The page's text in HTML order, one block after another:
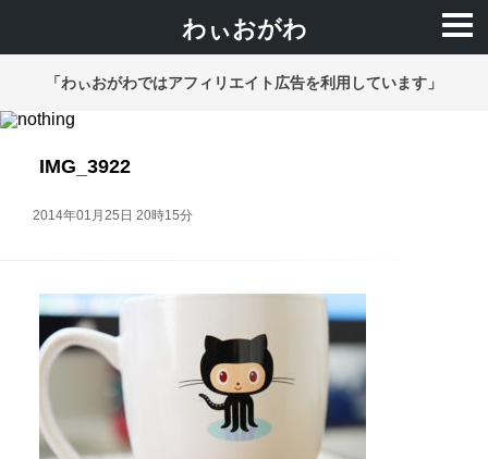
わぃおがわ
「わぃおがわではアフィリエイト広告を利用しています」
IMG_3922
2014年01月25日 20時15分